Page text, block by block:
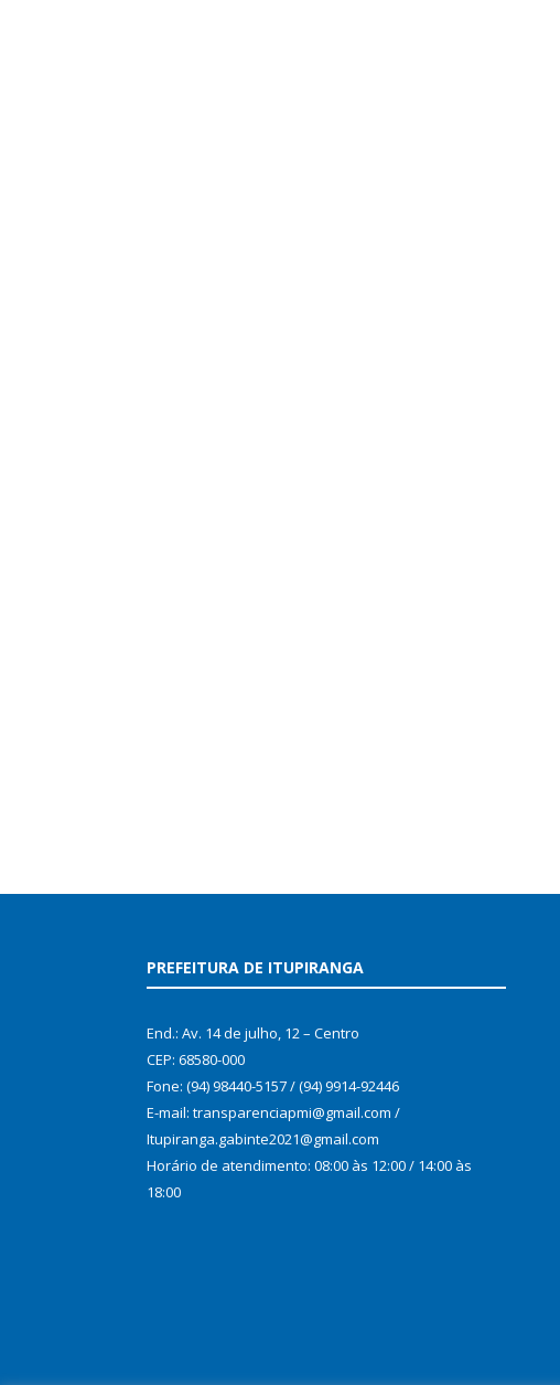
PREFEITURA DE ITUPIRANGA
End.: Av. 14 de julho, 12 – Centro
CEP: 68580-000
Fone: (94) 98440-5157 / (94) 9914-92446
E-mail: transparenciapmi@gmail.com /
Itupiranga.gabinte2021@gmail.com
Horário de atendimento: 08:00 às 12:00 / 14:00 às
18:00